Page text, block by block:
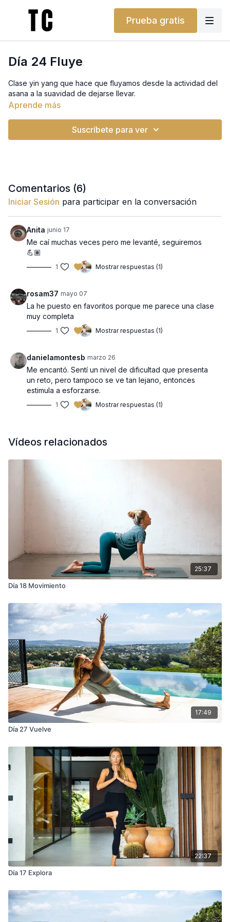
Prueba gratis
Día 24 Fluye
Clase yin yang que hace que fluyamos desde la actividad del
asana a la suavidad de dejarse llevar.
Aprende más
Suscríbete para ver
Comentarios (6)
Iniciar Sesión para participar en la conversación
Anita junio 17
Me caí muchas veces pero me levanté, seguiremos
💪🏽
1 Mostrar respuestas (1)
rosam37 mayo 07
La he puesto en favoritos porque me parece una clase
muy completa
1 Mostrar respuestas (1)
danielamontesb marzo 26
Me encantó. Sentí un nivel de dificultad que presenta
un reto, pero tampoco se ve tan lejano, entonces
estimula a esforzarse.
1 Mostrar respuestas (1)
Vídeos relacionados
25:37
Día 18 Movimiento
17:49
Día 27 Vuelve
22:37
Día 17 Explora